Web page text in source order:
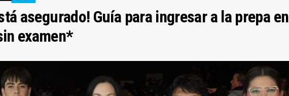
asegurado! Guía para ingresar a la prepa en
examen*